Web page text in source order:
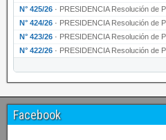
N° 425/26 · PRESIDENCIA Resolución de Presidencia
N° 424/26 · PRESIDENCIA Resolución de Presidencia
N° 423/26 · PRESIDENCIA Resolución de Presidencia
N° 422/26 · PRESIDENCIA Resolución de
Facebook